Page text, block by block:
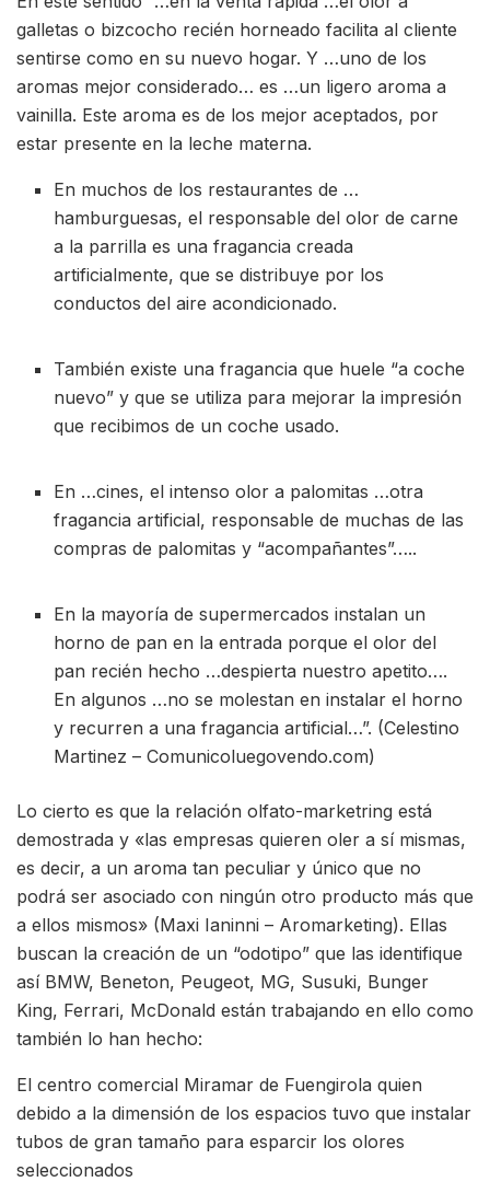
galletas o bizcocho recién horneado facilita al cliente
sentirse como en su nuevo hogar. Y …uno de los
aromas mejor considerado… es …un ligero aroma a
vainilla. Este aroma es de los mejor aceptados, por
estar presente en la leche materna.
En muchos de los restaurantes de …
hamburguesas, el responsable del olor de carne
a la parrilla es una fragancia creada
artificialmente, que se distribuye por los
conductos del aire acondicionado.
También existe una fragancia que huele “a coche
nuevo” y que se utiliza para mejorar la impresión
que recibimos de un coche usado.
En …cines, el intenso olor a palomitas …otra
fragancia artificial, responsable de muchas de las
compras de palomitas y “acompañantes”…..
En la mayoría de supermercados instalan un
horno de pan en la entrada porque el olor del
pan recién hecho …despierta nuestro apetito….
En algunos …no se molestan en instalar el horno
y recurren a una fragancia artificial…”. (Celestino
Martinez – Comunicoluegovendo.com)
Lo cierto es que la relación olfato-marketring está
demostrada y «las empresas quieren oler a sí mismas,
es decir, a un aroma tan peculiar y único que no
podrá ser asociado con ningún otro producto más que
a ellos mismos» (Maxi Ianinni – Aromarketing). Ellas
buscan la creación de un “odotipo” que las identifique
así BMW, Beneton, Peugeot, MG, Susuki, Bunger
King, Ferrari, McDonald están trabajando en ello como
también lo han hecho:
El centro comercial Miramar de Fuengirola quien
debido a la dimensión de los espacios tuvo que instalar
tubos de gran tamaño para esparcir los olores
seleccionados